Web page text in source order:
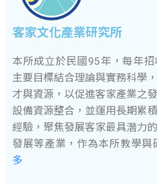
客家文化產業研究所
本所成立於民國95年，每年
主要目標結合理論與實務科學
才與資源，以促進客家產業之
設備資源整合，並運用長期累
經驗，聚焦發展客家最具潛力
發展等產業，作為本所教學與
多